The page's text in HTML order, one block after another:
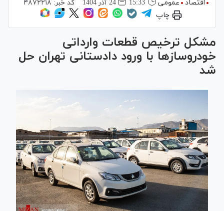
اقتصاد عمومی 15:33 24 آذر 1404 کد خبر: ۴۸۷۲۲۱۸
چاپ
مشکل ترخیص قطعات وارداتی
خودروسازها با ورود دادستانی تهران حل
شد